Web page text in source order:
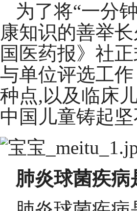
为了将“一分
康知识的善举
国医药报》社
与单位评选工
种点,以及临床
中国儿童铸起
肺炎球菌疾病